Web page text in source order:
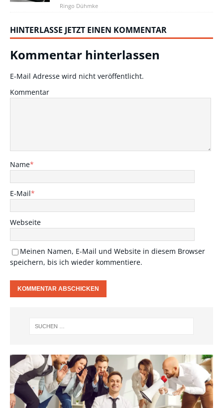
Ringo Dühmke
HINTERLASSE JETZT EINEN KOMMENTAR
Kommentar hinterlassen
E-Mail Adresse wird nicht veröffentlicht.
Kommentar
Name*
E-Mail*
Webseite
Meinen Namen, E-Mail und Website in diesem Browser
speichern, bis ich wieder kommentiere.